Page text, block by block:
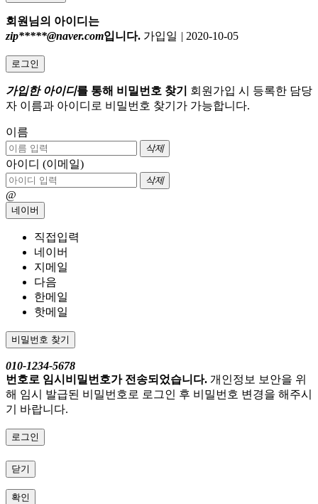
회원님의 아이디는
zip*****@naver.com입니다. 가입일 | 2020-10-05
로그인
가입한 아이디를 통해 비밀번호 찾기
회원가입 시 등록한 담당
자 이름과 아이디로 비밀번호 찾기가 가능합니다.
이름
삭제
아이디 (이메일)
삭제
@
네이버
직접입력
네이버
지메일
다음
한메일
핫메일
비밀번호 찾기
010-1234-5678
번호로 임시비밀번호가 전송되었습니다. 개인정보 보안을 위
해 임시 발급된 비밀번호로 로그인 후 비밀번호 변경을 해주시
기 바랍니다.
로그인
닫기
확인